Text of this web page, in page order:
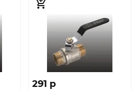
291 p